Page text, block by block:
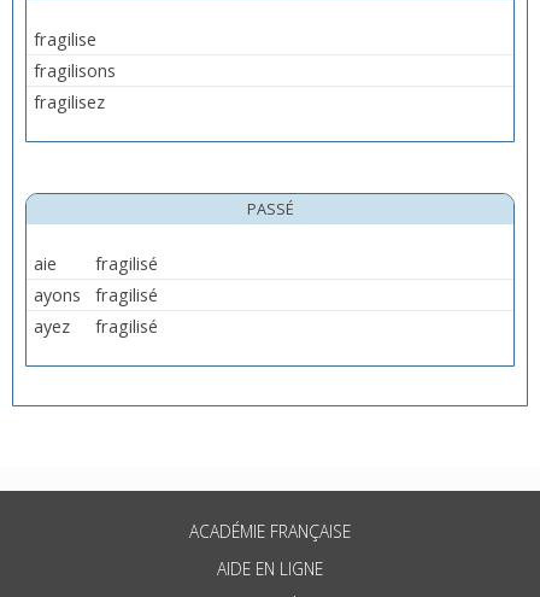
fragilise
fragilisons
fragilisez
PASSÉ
aie
fragilisé
ayons
fragilisé
ayez
fragilisé
ACADÉMIE FRANÇAISE
AIDE EN LIGNE